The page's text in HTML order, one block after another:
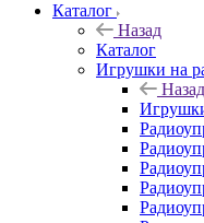
Каталог
Назад
Каталог
Игрушки на
Назад